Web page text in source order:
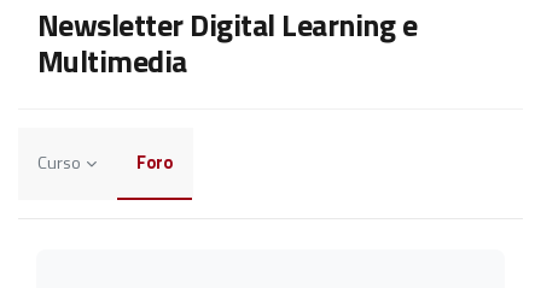
Newsletter Digital Learning e
Multimedia
Curso Foro